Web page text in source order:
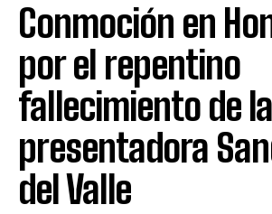
Conmoción en
por el repentino
fallecimiento de
presentadora
del Valle